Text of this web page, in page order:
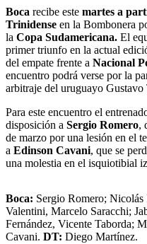
Boca recibe este martes a
Trinidense en la Bombonera
la Copa Sudamericana. El
primer triunfo en la actual
del empate frente a Nacional
encuentro podrá verse por la
arbitraje del uruguayo Gustavo
Para este encuentro el
disposición a Sergio Romero,
de marzo por una lesión en el
a Edinson Cavani, que se
una molestia en el isquiotibial
Boca: Sergio Romero;
Valentini, Marcelo Saracchi;
Fernández, Vicente Taborda;
Cavani. DT: Diego Martínez.